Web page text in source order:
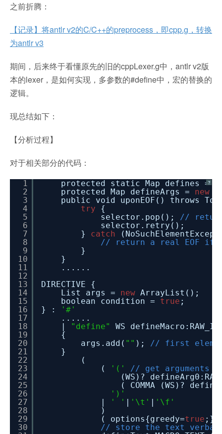
之前折腾：
【记录】将antlr v2的C/C++的preprocess，即cpp.g，转换
为antlr v3
期间，后来终于看懂原先的旧的cppLexer.g中，antlr v2版
本的lexer，是如何实现，多参数的#define中，宏的替换的
逻辑。
现总结如下：
【分析过程】
对于相关部分的代码：
?
1
2
3
4
5
6
7
8
9
10
11
12
13
14
15
16
17
18
19
20
21
22
23
24
25
26
27
28
29
30
protected static Map defines =
protected Map defineArgs = new
public void uponEOF() throws
try
{
selector.pop(); //
selector.retry();
} catch
// return a real EOF if
}
}
......
DIRECTIVE {
List args = new ArrayList();
boolean condition = true ;
} :
'#'
......
|
"define"
WS
{
args.add( "" ); // first
}
(
(
'('
// get arguments
(WS)?
( COMMA (WS)?
')'
|
' ' | '\t' | '\f'
)
( options{greedy=true
// store the text